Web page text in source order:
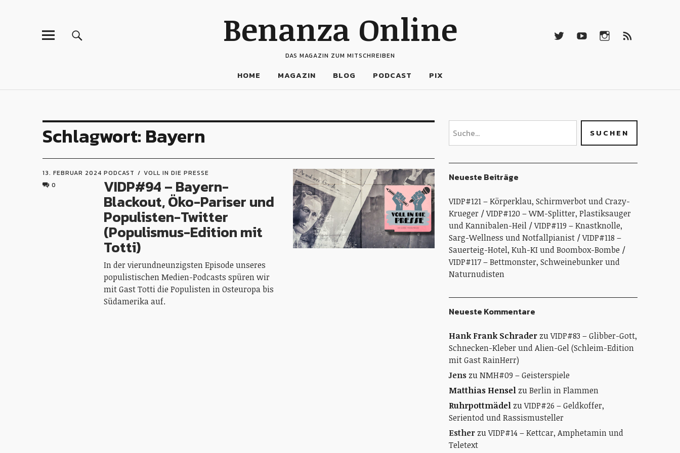
Benanza Online
DAS MAGAZIN ZUM MITSCHREIBEN
HOME MAGAZIN BLOG PODCAST PIX
Schlagwort: Bayern
13. FEBRUAR 2024
0
PODCAST VOLL IN DIE PRESSE
VIDP#94 – Bayern-
Blackout, Öko-Pariser und
Populisten-Twitter
(Populismus-Edition mit
Totti)
In der vierundneunzigsten Episode unseres
populistischen Medien-Podcasts spüren wir
mit Gast Totti die Populisten in Osteuropa bis
Südamerika auf.
Neueste Beiträge
VIDP#121 – Körperklau, Schirmverbot und Crazy-
Krueger
VIDP#120 – WM-Splitter, Plastiksauger
und Kannibalen-Heil
VIDP#119 – Knastknolle,
Sarg-Wellness und Notfallpianist
VIDP#118 –
Sauerteig-Hotel, Kuh-KI und Boombox-Bombe
VIDP#117 – Bettmonster, Schweinebunker und
Naturnudisten
Neueste Kommentare
Hank Frank SchraderzuVIDP#83 – Glibber-Gott,
Schnecken-Kleber und Alien-Gel (Schleim-Edition
mit Gast RainHerr)
JenszuNMH#09 – Geisterspiele
Matthias HenselzuBerlin in Flammen
RuhrpottmädelzuVIDP#26 – Geldkoffer,
Serientod und Rassismusteller
EstherzuVIDP#14 – Kettcar, Amphetamin und
Teletext